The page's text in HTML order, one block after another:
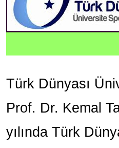
Türk Dünyası
Prof. Dr. Kemal
yılında Türk